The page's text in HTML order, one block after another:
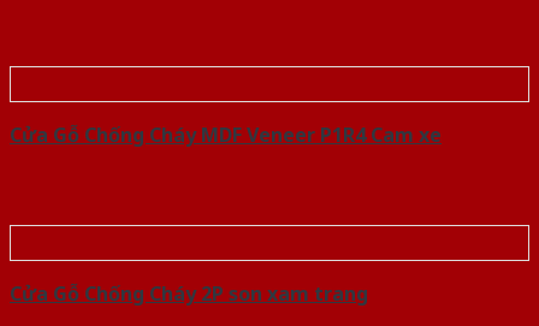
Cửa Gỗ Chống Cháy MDF Veneer P1R4 Cam xe
Cửa Gỗ Chống Cháy 2P son xam trang